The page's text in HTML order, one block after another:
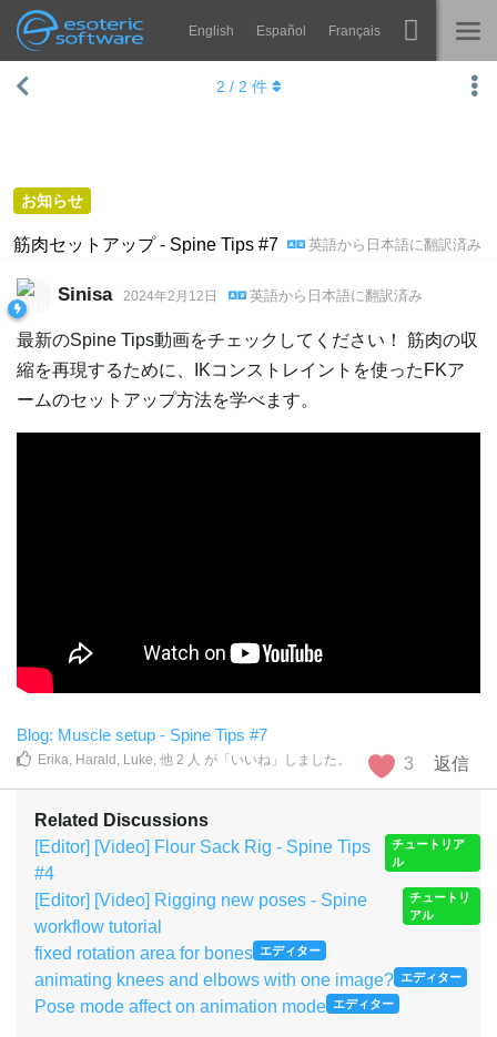
Esoteric Software
Navigation English Español Français
ホーム
お問い合わせ
Spine
今すぐ試してみる
購入
お知らせ
筋肉セットアップ - Spine Tips #7 英語から 日本語に翻訳済み
2 / 2 件
Sinisa 2024年2月12日 英語から 日本語に翻訳済み
最新のSpine Tips動画をチェックしてください！ 筋肉の収
縮を再現するために、IKコンストレイントを使ったFKア
ームのセットアップ方法を学べます。
Blog: Muscle setup - Spine Tips #7
3
返信
Erika, Harald, Luke, 他 2 人 が「いいね」しました。
Related Discussions
[Editor] [Video] Flour Sack Rig - Spine Tips
#4
チュートリア
ル
[Editor] [Video] Rigging new poses - Spine
workflow tutorial
チュートリ
アル
fixed rotation area for bones エディター
animating knees and elbows with one image? エディター
Pose mode affect on animation mode エディター